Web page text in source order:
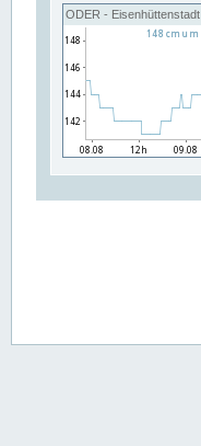
ODER - Eisenhüttenstadt